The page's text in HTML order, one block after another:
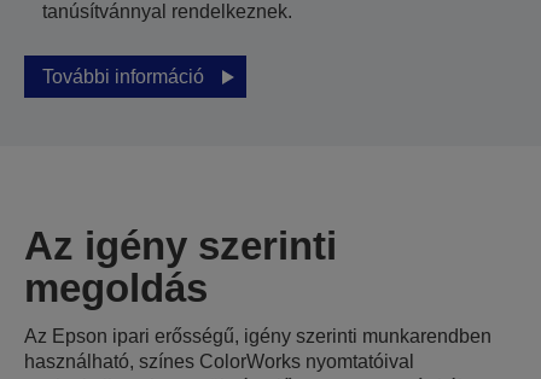
tanúsítvánnyal rendelkeznek.
További információ
Az igény szerinti
megoldás
Az Epson ipari erősségű, igény szerinti munkarendben
használható, színes ColorWorks nyomtatóival